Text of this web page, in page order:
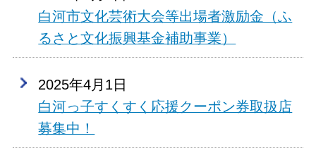
白河市文化芸術大会等出場者激励金（ふ
るさと文化振興基金補助事業）
2025年4月1日
白河っ子すくすく応援クーポン券取扱店
募集中！